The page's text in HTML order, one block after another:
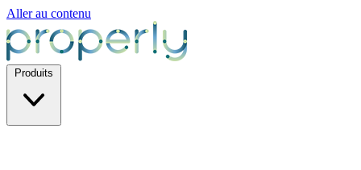
Aller au contenu